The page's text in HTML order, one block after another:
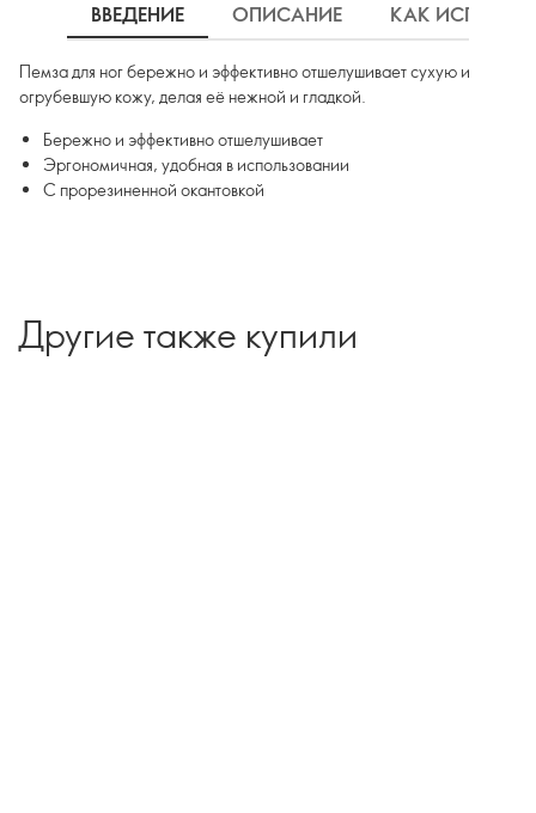
ВВЕДЕНИЕ ОПИСАНИЕ КАК
Пемза для ног бережно и эффективно отшелушивает сухую и
огрубевшую кожу, делая её нежной и гладкой.
Бережно и эффективно отшелушивает
Эргономичная, удобная в использовании
С прорезиненной окантовкой
Другие также купили